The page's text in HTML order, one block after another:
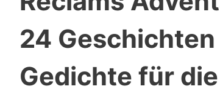
24
Gedichte für